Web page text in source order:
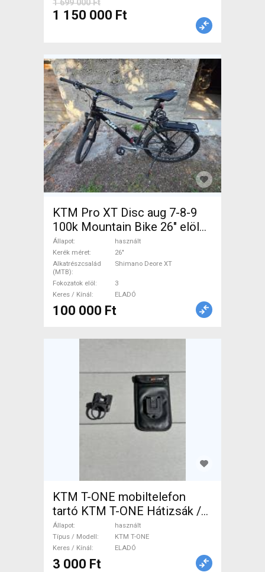
1 699 000 Ft
1 150 000 Ft
KTM Pro XT Disc aug 7-8-9
100k Mountain Bike 26" elöl
teleszkópos Shimano Deore
XT használt ELADÓ
Állapot
használt
Kerék méret
26"
Alkatrészcsalád
(MTB)
Shimano Deore XT
Fokozatok elöl
3
Keres / Kínál
ELADÓ
100 000 Ft
KTM T-ONE mobiltelefon
tartó KTM T-ONE Hátizsák /
Táska használt ELADÓ
Állapot
használt
Típus / Modell
KTM T-ONE
Keres / Kínál
ELADÓ
3 000 Ft